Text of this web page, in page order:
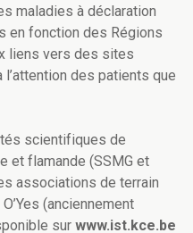
maladies à déclaration
en fonction des Régions
liens vers des sites
des patients que
scientifiques de
et flamande (SSMG et
associations de terrain
(anciennement
sur www.ist.kce.be